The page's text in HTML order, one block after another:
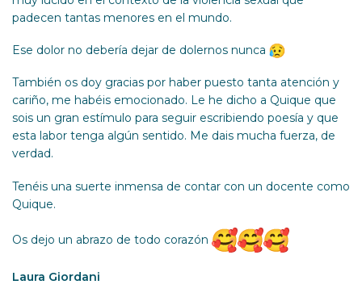
padecen tantas menores en el mundo.
Ese dolor no debería dejar de dolernos nunca
También os doy gracias por haber puesto tanta atención y
cariño, me habéis emocionado. Le he dicho a Quique que
sois un gran estímulo para seguir escribiendo poesía y que
esta labor tenga algún sentido. Me dais mucha fuerza, de
verdad.
Tenéis una suerte inmensa de contar con un docente como
Quique.
Os dejo un abrazo de todo corazón
Laura Giordani